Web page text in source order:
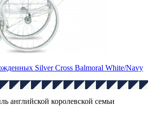
Silver Cross Balmoral White/Navy
английской королевской семьи